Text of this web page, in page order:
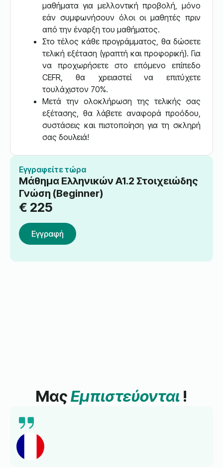
μαθήματα για μελλοντική προβολή, μόνο
εάν συμφωνήσουν όλοι οι μαθητές πριν
από την έναρξη του μαθήματος.
Στο τέλος κάθε προγράμματος, θα δώσετε
τελική εξέταση (γραπτή και προφορική). Για
να προχωρήσετε στο επόμενο επίπεδο
CEFR, θα χρειαστεί να επιτύχετε
τουλάχιστον 70%.
Μετά την ολοκλήρωση της τελικής σας
εξέτασης, θα λάβετε αναφορά προόδου,
συστάσεις και πιστοποίηση για τη σκληρή
σας δουλειά!
Εγγραφείτε τώρα
Μάθημα Ελληνικών A1.2 Στοιχειώδης
Γνώση (Beginner)
€ 225
Εγγραφή
ΜαςΕμπιστεύονται !